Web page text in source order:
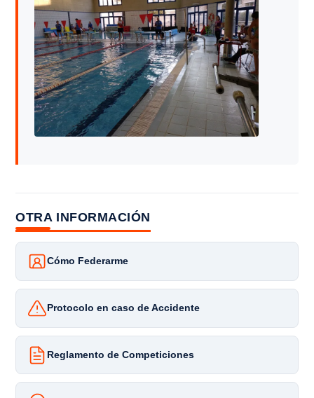
OTRA INFORMACIÓN
Cómo Federarme
Protocolo en caso de Accidente
Reglamento de Competiciones